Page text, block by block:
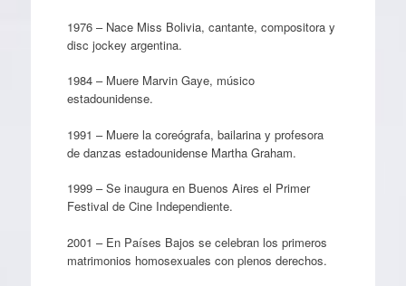
1976 – Nace Miss Bolivia, cantante, compositora y
disc jockey argentina.
1984 – Muere Marvin Gaye, músico
estadounidense.
1991 – Muere la coreógrafa, bailarina y profesora
de danzas estadounidense Martha Graham.
1999 – Se inaugura en Buenos Aires el Primer
Festival de Cine Independiente.
2001 – En Países Bajos se celebran los primeros
matrimonios homosexuales con plenos derechos.